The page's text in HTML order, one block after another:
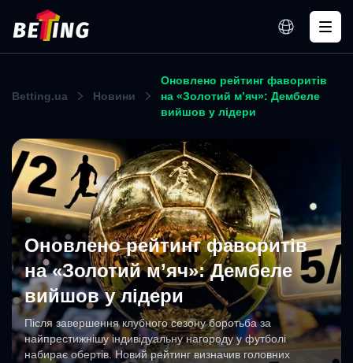
Betting.ua Новини
Оновлено рейтинг фаворитів
на «Золотий м’яч»: Дембеле
вийшов у лідери
Оновлено рейтинг фаворитів
на «Золотий м’яч»: Дембеле
вийшов у лідери
Після завершення клубного сезону боротьба за
найпрестижнішу індивідуальну нагороду у футболі
набирає обертів. Новий рейтинг визначив головних